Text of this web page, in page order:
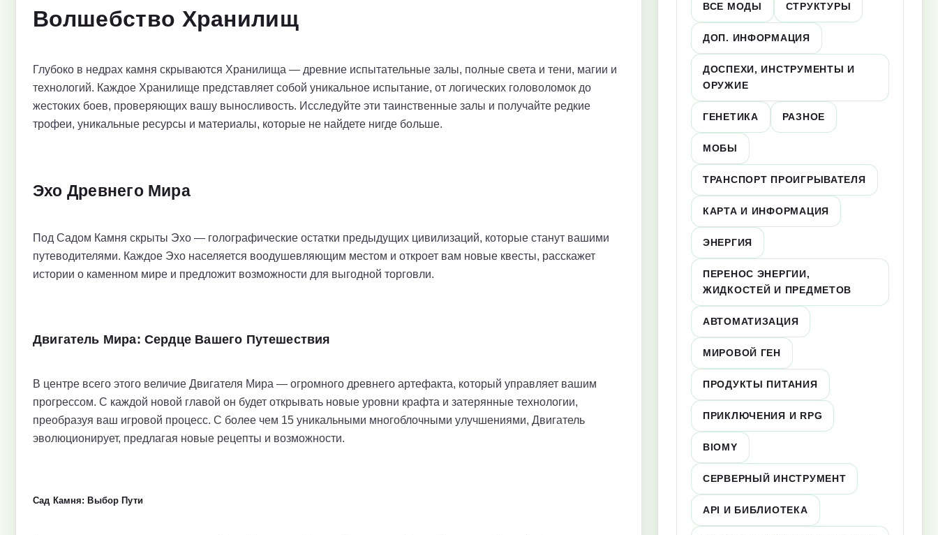
Волшебство Хранилищ
Глубоко в недрах камня скрываются Хранилища — древние испытательные залы, полные света и тени, магии и
технологий. Каждое Хранилище представляет собой уникальное испытание, от логических головоломок до
жестоких боев, проверяющих вашу выносливость. Исследуйте эти таинственные залы и получайте редкие
трофеи, уникальные ресурсы и материалы, которые не найдете нигде больше.
Эхо Древнего Мира
Под Садом Камня скрыты Эхо — голографические остатки предыдущих цивилизаций, которые станут вашими
путеводителями. Каждое Эхо населяется воодушевляющим местом и откроет вам новые квесты, расскажет
истории о каменном мире и предложит возможности для выгодной торговли.
Двигатель Мира: Сердце Вашего Путешествия
В центре всего этого величие Двигателя Мира — огромного древнего артефакта, который управляет вашим
прогрессом. С каждой новой главой он будет открывать новые уровни крафта и затерянные технологии,
преобразуя ваш игровой процесс. С более чем 15 уникальными многоблочными улучшениями, Двигатель
эволюционирует, предлагая новые рецепты и возможности.
Сад Камня: Выбор Пути
ВСЕ МОДЫ СТРУКТУРЫ
ДОП. ИНФОРМАЦИЯ
ДОСПЕХИ, ИНСТРУМЕНТЫ И
ОРУЖИЕ
ГЕНЕТИКА РАЗНОЕ
МОБЫ
ТРАНСПОРТ ПРОИГРЫВАТЕЛЯ
КАРТА И ИНФОРМАЦИЯ
ЭНЕРГИЯ
ПЕРЕНОС ЭНЕРГИИ,
ЖИДКОСТЕЙ И ПРЕДМЕТОВ
АВТОМАТИЗАЦИЯ
МИРОВОЙ ГЕН
ПРОДУКТЫ ПИТАНИЯ
ПРИКЛЮЧЕНИЯ И RPG
BIOMY
СЕРВЕРНЫЙ ИНСТРУМЕНТ
API И БИБЛИОТЕКА